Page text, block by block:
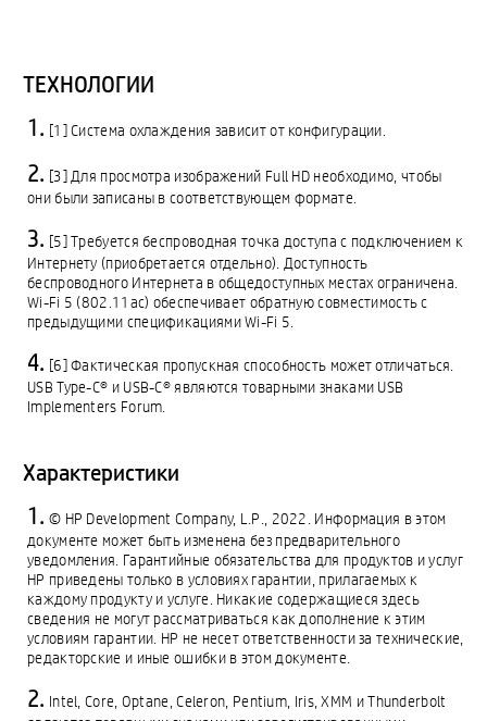
ТЕХНОЛОГИИ
[1] Система охлаждения зависит от конфигурации.
[3] Для просмотра изображений Full HD необходимо, чтобы
они были записаны в соответствующем формате.
[5] Требуется беспроводная точка доступа с подключением к
Интернету (приобретается отдельно). Доступность
беспроводного Интернета в общедоступных местах ограничена.
Wi-Fi 5 (802.11ac) обеспечивает обратную совместимость с
предыдущими спецификациями Wi-Fi 5.
[6] Фактическая пропускная способность может отличаться.
USB Type-C® и USB-C® являются товарными знаками USB
Implementers Forum.
Характеристики
© HP Development Company, L.P., 2022. Информация в этом
документе может быть изменена без предварительного
уведомления. Гарантийные обязательства для продуктов и услуг
HP приведены только в условиях гарантии, прилагаемых к
каждому продукту и услуге. Никакие содержащиеся здесь
сведения не могут рассматриваться как дополнение к этим
условиям гарантии. HP не несет ответственности за технические,
редакторские и иные ошибки в этом документе.
Intel, Core, Optane, Celeron, Pentium, Iris, XMM и Thunderbolt